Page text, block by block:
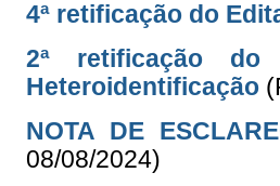
4ª retificação do
2ª retificação do
Heteroidentificação
NOTA DE
08/08/2024)